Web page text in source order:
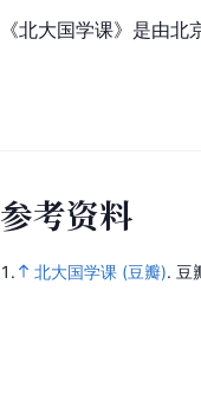
《北大国学课》是由
参考资料
1. 北大国学课 (豆瓣). 豆